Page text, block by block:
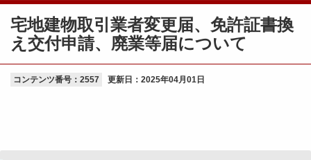
宅地建物取引業者変更届、免許証書換
え交付申請、廃業等届について
コンテンツ番号：2557 更新日： 2025年04月01日